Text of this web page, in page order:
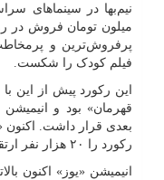
پرفروش‌ترین و
فیلم کودک را شکست.
رکورد را ۲۰ هزار نفر ارتقا داد.
انیمیشن «یوز» اکنون